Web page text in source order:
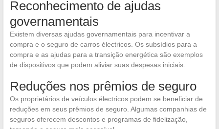
Reconhecimento de ajudas
governamentais
Existem diversas ajudas governamentais para incentivar a
compra e o seguro de carros électricos. Os subsídios para a
compra e as ajudas para a transição energética são exemplos
de dispositivos que podem aliviar suas despesas iniciais.
Reduções nos prêmios de seguro
Os proprietários de veículos électricos podem se beneficiar de
reduções em seus prêmios de seguro. Algumas companhias de
seguros oferecem descontos e programas de fidelização,